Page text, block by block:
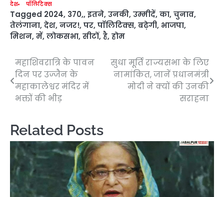
देश पॉलिटिक्स
Tagged 2024, 370,, इतने, उनकी, उम्मीदें, का, चुनाव,
तेलंगाना, देश, नजर!, पर, पॉलिटिक्स, बढ़ेगी, भाजपा,
मिशन, में, लोकसभा, सीटों, है, होम
Post
navigation
महाशिवरात्रि के पावन
दिन पर उज्जैन के
महाकालेश्वर मंदिर में
भक्तों की भीड़
सुधा मूर्ति राज्यसभा के लिए
नामांकित, जानें प्रधानमंत्री
मोदी ने क्यों की उनकी
सराहना
Related Posts